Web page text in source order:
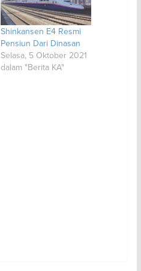
Shinkansen E4 Resmi
Pensiun Dari Dinasan
Selasa, 5 Oktober 2021
dalam "Berita KA"